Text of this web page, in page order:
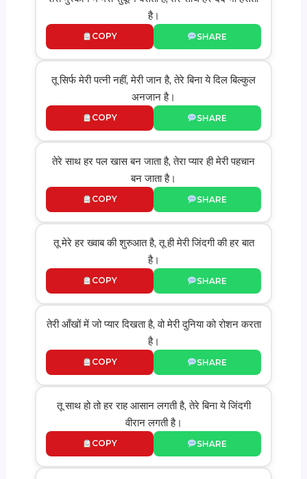
है।
COPY SHARE
तू सिर्फ मेरी पत्नी नहीं, मेरी जान है, तेरे बिना ये दिल बिल्कुल
अनजान है।
COPY SHARE
तेरे साथ हर पल खास बन जाता है, तेरा प्यार ही मेरी पहचान
बन जाता है।
COPY SHARE
तू मेरे हर ख्वाब की शुरुआत है, तू ही मेरी जिंदगी की हर बात
है।
COPY SHARE
तेरी आँखों में जो प्यार दिखता है, वो मेरी दुनिया को रोशन करता
है।
COPY SHARE
तू साथ हो तो हर राह आसान लगती है, तेरे बिना ये जिंदगी
वीरान लगती है।
COPY SHARE